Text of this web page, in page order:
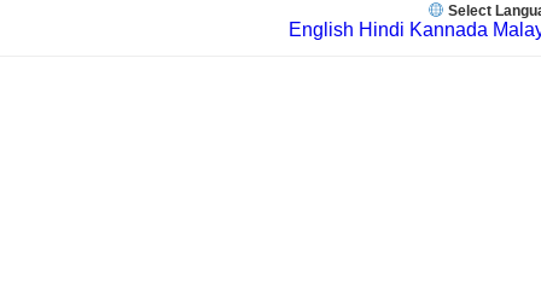
Select
English Hindi Kannada